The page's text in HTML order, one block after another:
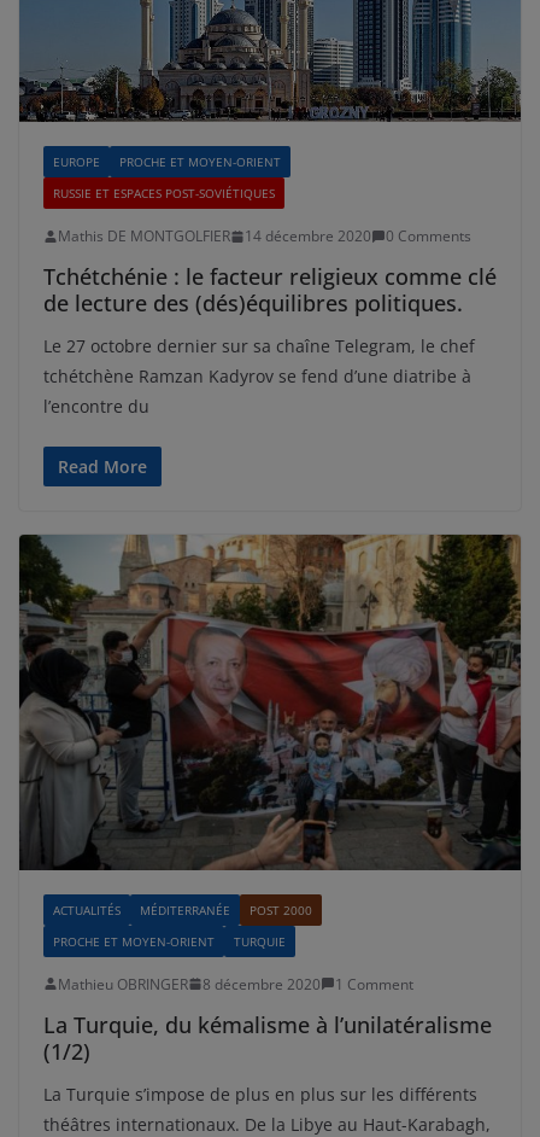
EUROPE
PROCHE ET MOYEN-ORIENT
RUSSIE ET ESPACES POST-SOVIÉTIQUES
Mathis DE MONTGOLFIER 14 décembre 2020 0 Comments
Tchétchénie : le facteur religieux comme clé
de lecture des (dés)équilibres politiques.
Le 27 octobre dernier sur sa chaîne Telegram, le chef
tchétchène Ramzan Kadyrov se fend d’une diatribe à
l’encontre du
Read More
ACTUALITÉS MÉDITERRANÉE
POST 2000
PROCHE ET MOYEN-ORIENT
TURQUIE
Mathieu OBRINGER 8 décembre 2020 1 Comment
La Turquie, du kémalisme à l’unilatéralisme
(1/2)
La Turquie s’impose de plus en plus sur les différents
théâtres internationaux. De la Libye au Haut-Karabagh,